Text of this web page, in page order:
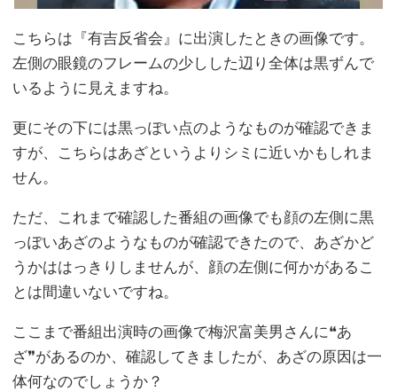
こちらは『有吉反省会』に出演したときの画像です。
左側の眼鏡のフレームの少しした辺り全体は黒ずんで
いるように見えますね。
更にその下には黒っぽい点のようなものが確認できま
すが、こちらはあざというよりシミに近いかもしれま
せん。
ただ、これまで確認した番組の画像でも顔の左側に黒
っぽいあざのようなものが確認できたので、あざかど
うかははっきりしませんが、顔の左側に何かがあるこ
とは間違いないですね。
ここまで番組出演時の画像で梅沢富美男さんに❝あ
ざ❞があるのか、確認してきましたが、あざの原因は一
体何なのでしょうか？